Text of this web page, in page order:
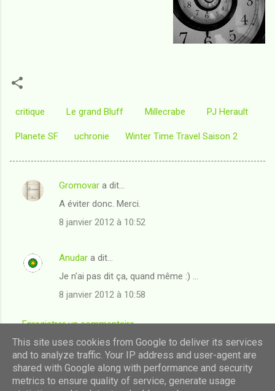
critique Le grand Bluff Millecrabe PJ Herault
Planete SF uchronie Winter Time Travel Saison 2
C
e
r
e
s
Gromovar a dit…
A éviter donc. Merci.
8 janvier 2012 à 10:52
Anudar a dit…
Je n'ai pas dit ça, quand même :) ...
8 janvier 2012 à 10:58
Enregistrer un commentaire
Fourni par Blogger
This site uses cookies from Google to deliver its services
and to analyze traffic. Your IP address and user-agent are
shared with Google along with performance and security
metrics to ensure quality of service, generate usage